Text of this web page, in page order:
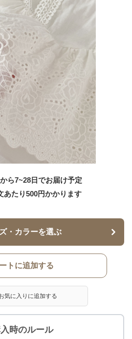
ら7~28日でお届け予定
あたり500円かかります
・カラーを選ぶ
トに追加する
気に入りに追加する
時のルール